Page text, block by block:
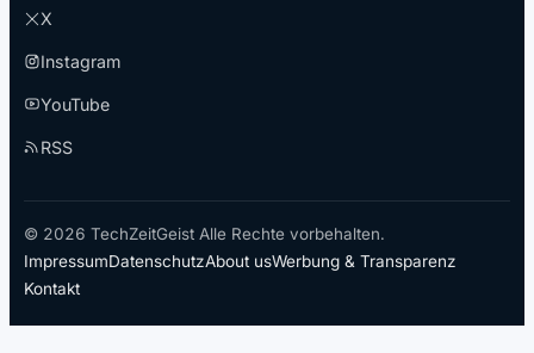
X
Instagram
YouTube
RSS
© 2026 TechZeitGeist Alle Rechte vorbehalten.
ImpressumDatenschutzAbout usWerbung & Transparenz
Kontakt